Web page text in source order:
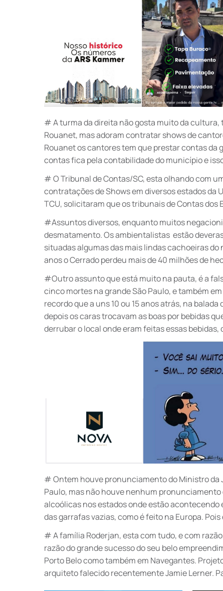
# A turma da direita não gosta muito da cultura,
Rouanet, mas adoram contratar shows de
Rouanet os cantores tem que prestar contas
contas fica pela contabilidade do município e
# O Tribunal de Contas/SC, esta olhando com
contratações de Shows em diversos estados da
TCU, solicitaram que os tribunais de Contas
#Assuntos diversos, enquanto muitos
desmatamento. Os ambientalistas estão
situadas algumas das mais lindas cachoeiras
anos o Cerrado perdeu mais de 40 milhões de
#Outro assunto que está muito na pauta, é a
cinco mortes na grande São Paulo, e também
recordo que a uns 10 ou 15 anos atrás, na
depois os caras trocavam as boas por bebidas
derrubar o local onde eram feitas essas
# Ontem houve pronunciamento do Ministro da
Paulo, mas não houve nenhum
alcoólicas nos estados onde estão
das garrafas vazias, como é feito na Europa.
# A família Roderjan, esta com tudo, e com
razão do grande sucesso do seu belo
Porto Belo como também em Navegantes.
arquiteto falecido recentemente Jamie Lerner.